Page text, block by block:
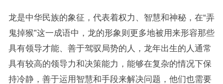
龙是中华民族的象征，代表着权力、智慧和神秘，在“弄
鬼掉猴”这一成语中，龙的形象则更多地被用来形容那些
具有领导才能、善于驾驭局势的人，龙年出生的人通常
具有较高的领导力和决策能力，能够在复杂的情况下保
持冷静，善于运用智慧和手段来解决问题，他们也需要